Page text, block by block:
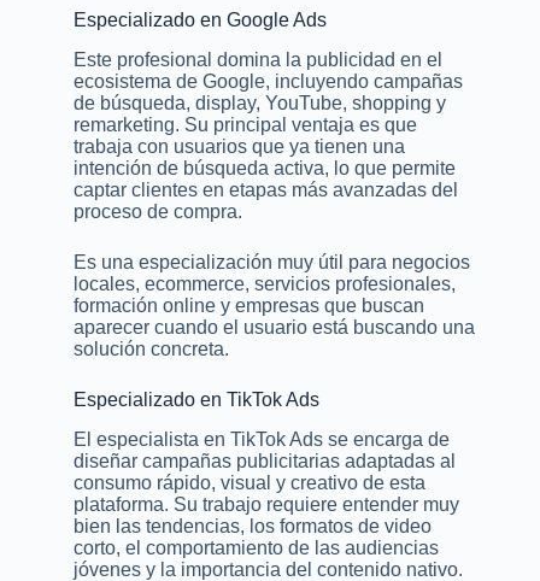
Especializado en Google Ads
Este profesional domina la publicidad en el
ecosistema de Google, incluyendo campañas
de búsqueda, display, YouTube, shopping y
remarketing. Su principal ventaja es que
trabaja con usuarios que ya tienen una
intención de búsqueda activa, lo que permite
captar clientes en etapas más avanzadas del
proceso de compra.
Es una especialización muy útil para negocios
locales, ecommerce, servicios profesionales,
formación online y empresas que buscan
aparecer cuando el usuario está buscando una
solución concreta.
Especializado en TikTok Ads
El especialista en TikTok Ads se encarga de
diseñar campañas publicitarias adaptadas al
consumo rápido, visual y creativo de esta
plataforma. Su trabajo requiere entender muy
bien las tendencias, los formatos de video
corto, el comportamiento de las audiencias
jóvenes y la importancia del contenido nativo.